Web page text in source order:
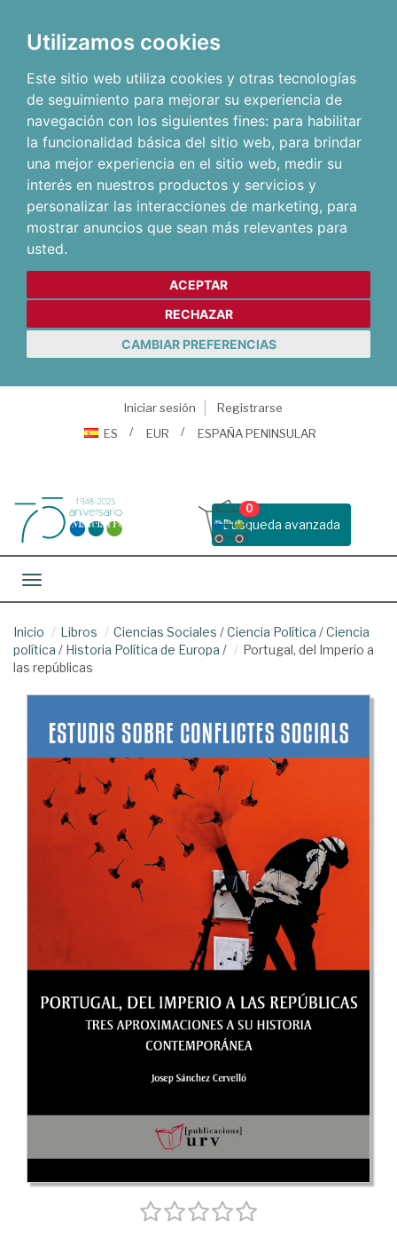
Utilizamos cookies
Este sitio web utiliza cookies y otras tecnologías
de seguimiento para mejorar su experiencia de
navegación con los siguientes fines: para habilitar
la funcionalidad básica del sitio web, para brindar
una mejor experiencia en el sitio web, medir su
interés en nuestros productos y servicios y
personalizar las interacciones de marketing, para
mostrar anuncios que sean más relevantes para
usted.
ACEPTAR
RECHAZAR
CAMBIAR PREFERENCIAS
Iniciar sesión
Registrarse
ES
EUR ESPAÑA PENINSULAR
Busqueda avanzada
0
Toggle navigation
Inicio Libros Ciencias Sociales /Ciencia Política /Ciencia
política / Historia Política de Europa /
Portugal, del Imperio a
las repúblicas